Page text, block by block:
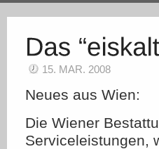
15. MAR. 2008
Neues aus Wien:
Die Wiener
Serviceleistungen,